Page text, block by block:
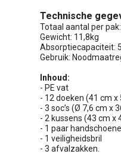
Technische
Totaal aantal per
Gewicht: 11,8kg
Absorptiecapaciteit:
Gebruik:
Inhoud:
- PE vat
- 12 doeken (41 cm x
- 3 soc’s (Ø 7,6 cm x
- 2 kussens (43 cm x
- 1 paar
- 1 veiligheidsbril
- 3 afvalzakken.